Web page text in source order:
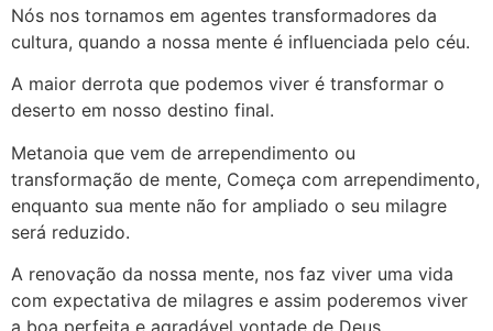
Nós nos tornamos em agentes transformadores da
cultura, quando a nossa mente é influenciada pelo céu.
A maior derrota que podemos viver é transformar o
deserto em nosso destino final.
Metanoia que vem de arrependimento ou
transformação de mente, Começa com arrependimento,
enquanto sua mente não for ampliado o seu milagre
será reduzido.
A renovação da nossa mente, nos faz viver uma vida
com expectativa de milagres e assim poderemos viver